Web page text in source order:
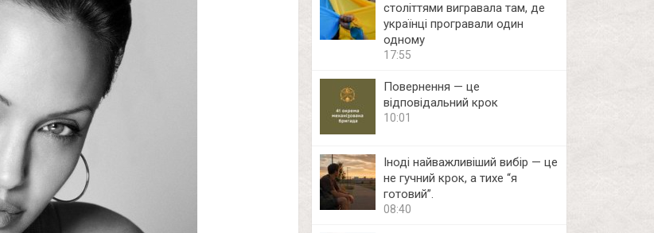
століттями вигравала там, де
українці програвали один
одному
17:55
Повернення — це
відповідальний крок
10:01
Іноді найважливіший вибір — це
не гучний крок, а тихе “я
готовий”.
08:40